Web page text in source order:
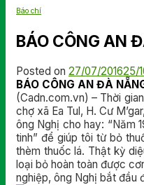
Hướng dẫn
Kiểm tra chính hãng
Đặt hàng
Hotline: 0902791922
Báo chí
BÁO CÔNG AN
Posted on 27/07/201625/
BÁO CÔNG AN ĐÀ
(Cadn.com.vn) – Thời
chợ xã Ea Tul, H. Cư
ông Nghị cho hay: “Năm
tinh” để giúp tôi từ bỏ
thèm thuốc lá. Thật kỳ
loại bỏ hoàn toàn được
nghiệp, ông Nghị bắt đầu